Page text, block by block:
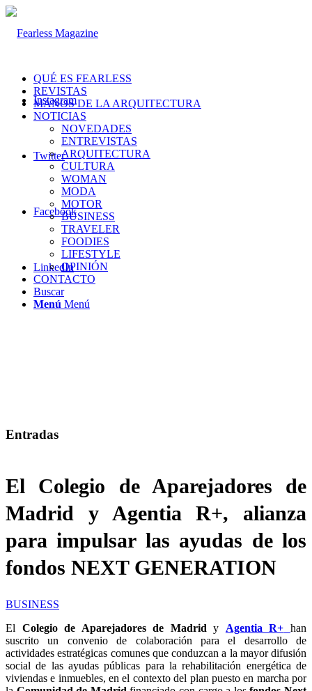
Instagram
Twitter
Facebook
LinkedIn
QUÉ ES FEARLESS
REVISTAS
MANOS DE LA ARQUITECTURA
NOTICIAS
NOVEDADES
ENTREVISTAS
ARQUITECTURA
CULTURA
WOMAN
MODA
MOTOR
BUSINESS
TRAVELER
FOODIES
LIFESTYLE
OPINIÓN
CONTACTO
Buscar
Menú Menú
Entradas
El Colegio de Aparejadores de
Madrid y Agentia R+, alianza
para impulsar las ayudas de los
fondos NEXT GENERATION
BUSINESS
El Colegio de Aparejadores de Madrid y Agentia R+ han
suscrito un convenio de colaboración para el desarrollo de
actividades estratégicas comunes que conduzcan a la mayor difusión
social de las ayudas públicas para la rehabilitación energética de
viviendas e inmuebles, en el contexto del plan puesto en marcha por